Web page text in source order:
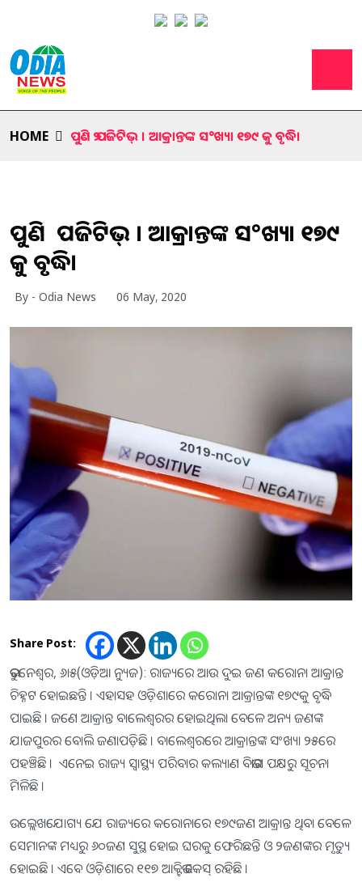
HOME ପୁଣି ୨ ପଜିଟିଭ୍ । ଆକ୍ରାନ୍ତଙ୍କ ସ°ଖ୍ୟା ୧୭୯ କୁ ବୃଦ୍ଧି।
ପୁଣି ୨ ପଜିଟିଭ୍ । ଆକ୍ରାନ୍ତଙ୍କ ସ°ଖ୍ୟା ୧୭୯
କୁ ବୃଦ୍ଧି।
By - Odia News 06 May, 2020
Share Post:
ଭୁବନେଶ୍ୱର, ୬ା୫(ଓଡ଼ିଆ ନ୍ୟୁଜ): ରାଜ୍ୟରେ ଆଉ ଦୁଇ ଜଣ କରୋନା ଆକ୍ରାନ୍ତ
ଚିହ୍ନଟ ହୋଇଛନ୍ତି । ଏହାସହ ଓଡ଼ିଶାରେ କରୋନା ଆକ୍ରାନ୍ତଙ୍କ ୧୭୯କୁ ବୃଦ୍ଧି
ପାଇଛି । ଜଣେ ଆକ୍ରାନ୍ତ ବାଲେଶ୍ୱରର ହୋଇଥିଲା ବେଳେ ଅନ୍ୟ ଜଣଙ୍କ
ଯାଜପୁରର ବୋଲି ଜଣାପଡ଼ିଛି । ବାଲେଶ୍ୱରରେ ଆକ୍ରାନ୍ତଙ୍କ ସଂଖ୍ୟା ୨୫ରେ
ପହଞ୍ଚିଛି । ଏନେଇ ରାଜ୍ୟ ସ୍ୱାସ୍ଥ୍ୟ ପରିବାର କଲ୍ୟାଣ ବିଭାଗ ପକ୍ଷରୁ ସୂଚନା
ମିଳିଛି ।
ଉଲ୍ଲେଖଯୋଗ୍ୟ ଯେ ରାଜ୍ୟରେ କରୋନାରେ ୧୭୯ଜଣ ଆକ୍ରାନ୍ତ ଥିବା ବେଳେ
ସେମାନଙ୍କ ମଧ୍ୟରୁ ୬୦ଜଣ ସୁସ୍ଥ ହୋଇ ଘରକୁ ଫେରିଛନ୍ତି ଓ ୨ଜଣଙ୍କର ମୃତ୍ୟୁ
ହୋଇଛି । ଏବେ ଓଡ଼ିଶାରେ ୧୧୭ ଆକ୍ଟିଭ କେସ୍ ରହିଛି ।